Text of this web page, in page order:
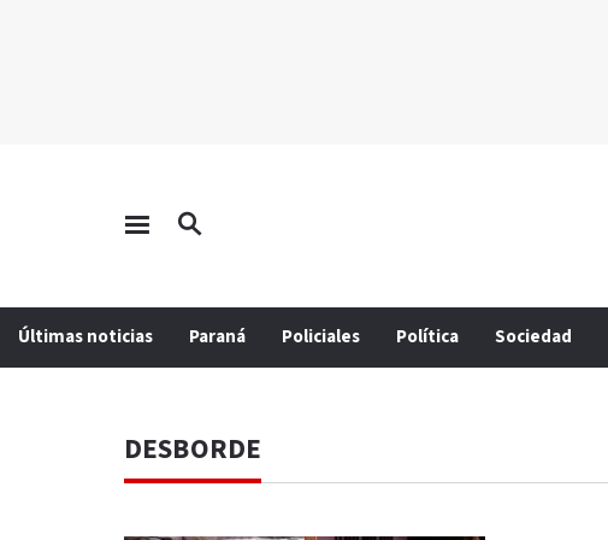
Últimas noticias Paraná Policiales Política Sociedad
DESBORDE